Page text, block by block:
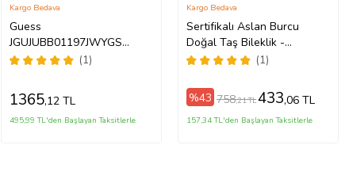
Guess
JGUJUBB01197JWYGS
Bayan Bileklik(1)
Kargo Bedava
1365,12 TL
495,99 TL'den Başlayan Taksitlerle
Sertifikalı Aslan Burcu
Doğal Taş Bileklik -
Makrome (Çok Renkli)
(1)
Kargo Bedava
%43 758,21 TL433,06 TL
157,34 TL'den Başlayan Taksitlerle